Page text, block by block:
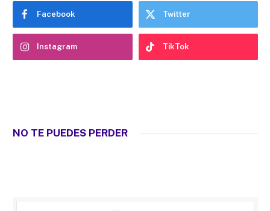
Facebook Twitter
Instagram TikTok
NO TE PUEDES PERDER